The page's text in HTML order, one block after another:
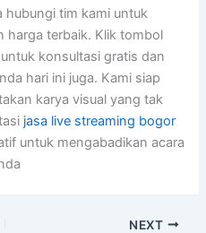
hubungi tim kami untuk
harga terbaik. Klik tombol
konsultasi gratis dan
hari ini juga. Kami siap
karya visual yang tak
jasa live streaming bogor
untuk mengabadikan acara
NEXT